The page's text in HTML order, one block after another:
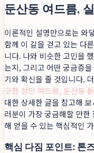
둔산동 여드름,
이론적인 설명만으로는 와
함께 이 길을 걷고 있는 다
니다. 나와 비슷한 고민을
는지, 그리고 어떤 궁금증
기와 확신을 줄 것입니다.
긋한 성인 여드름, 둔산동
대한 상세한 글을 참고해
러분이 가장 궁금해할 만한
해 얻을 수 있는 핵심적인
핵심 다짐 포인트: 톤